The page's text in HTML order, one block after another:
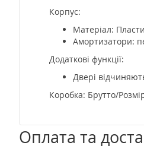
Корпус:
Матеріал:
Амортизатори:
Додаткові функції:
Двері
Коробка: Брутто/
Оплата та